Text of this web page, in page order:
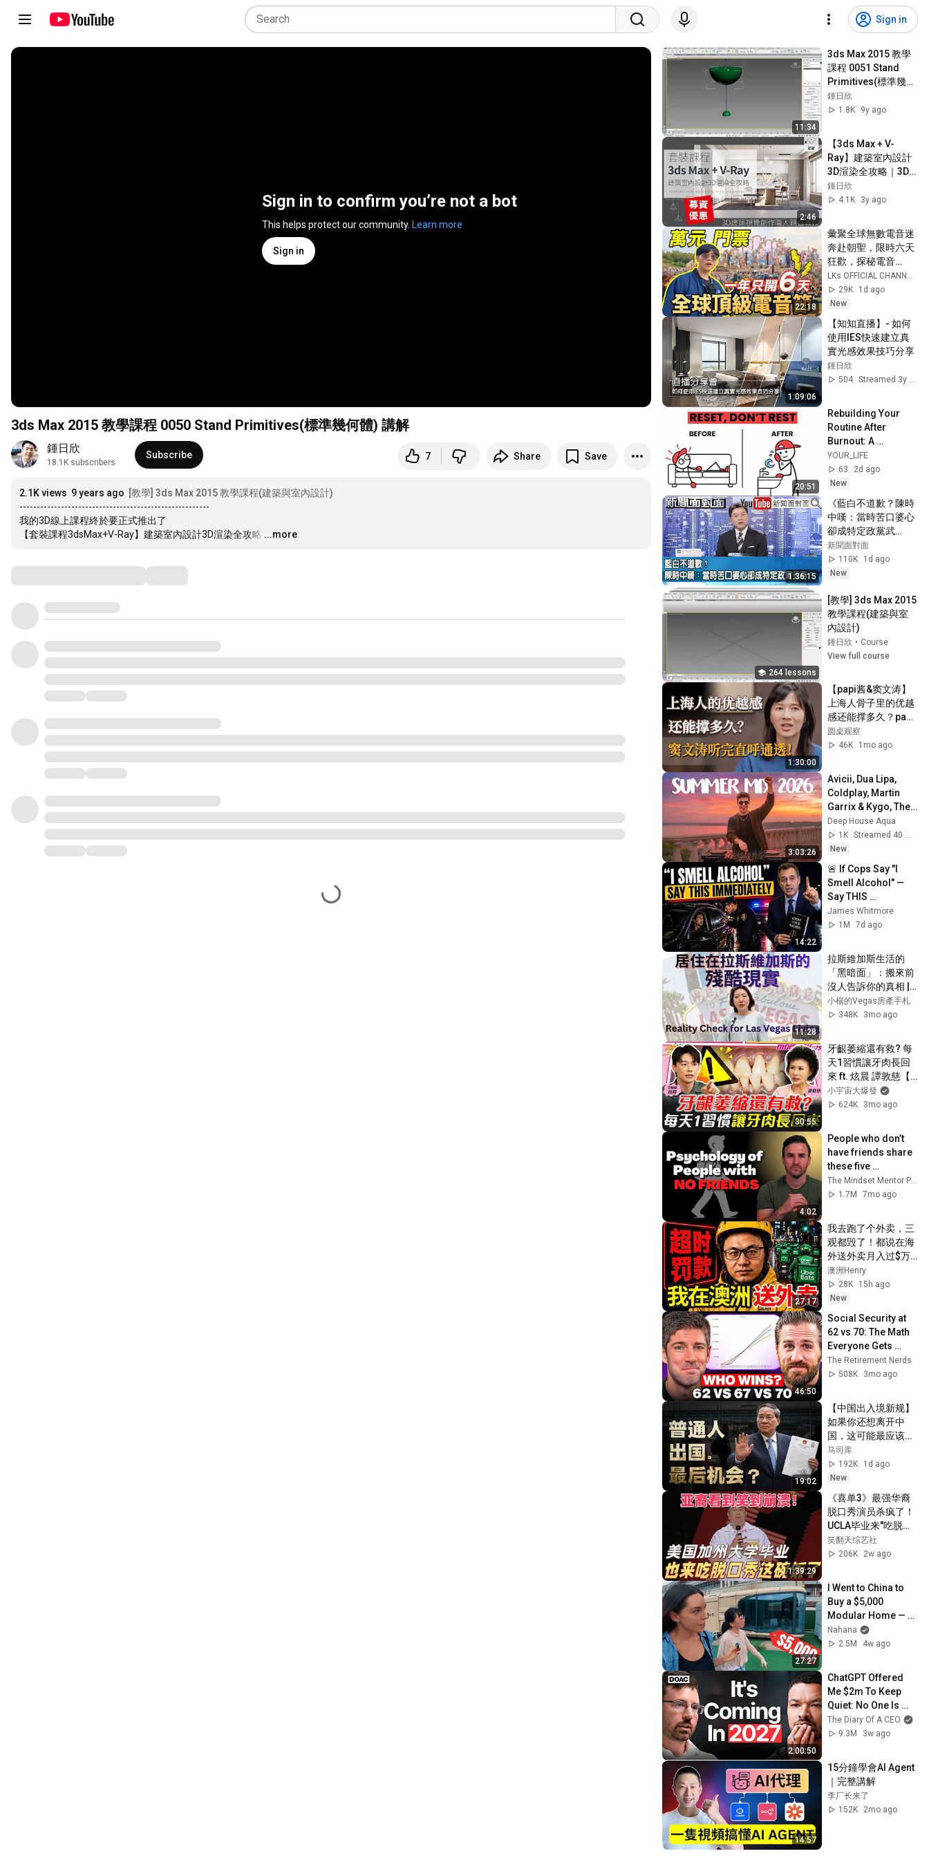
Sign in
Sign in to confirm you’re not a bot
This helps protect our community. Learn more
Sign in
3ds Max 2015 教學課程 0050 Stand Primitives(標準幾何體) 講解
鍾日欣
18.1K subscribers
Subscribe 7 Share Save
2.1K views 9 years ago
[教學] 3ds Max 2015 教學課程(建築與室內設計)
-------------------------------------------------------
我的3D線上課程終於要正式推出了
【套裝課程3dsMax+V-Ray】建築室內設計3D渲染全攻略 …
...more
11:34
3ds Max 2015 教學
課程 0051 Stand
Primitives(標準幾何
體) 練習01
鍾日欣
1.8K
9y ago
2:46
【3ds Max + V-
Ray】建築室內設計
3D渲染全攻略｜3D
擬真達人之路｜知知
鍾日欣
4.1K
3y ago
22:18
彙聚全球無數電音迷
奔赴朝聖，限時六天
狂歡，探秘電音
界“迪士
尼”Tomorrowland |
LKs
LKs OFFICIAL CHANNEL
29K
1d ago
New
1:09:06
【知知直播】- 如何
使用IES快速建立真
實光感效果技巧分享
鍾日欣
504
20:51
Rebuilding Your
Routine After
Burnout: A
Scientific Guide to
Finding Your Center
Again
YOUR_LIFE
63
2d ago
New
1:36:15
《藍白不道歉？陳時
中嘆：當時苦口婆心
卻成特定政黨武
器？》【新聞面對
面】2026.08.07
新聞面對面
110K
1d ago
New
264 lessons
[教學] 3ds Max 2015
教學課程(建築與室
內設計)
鍾日欣 • Course
View full course
1:30:00
【papi酱&窦文涛】
上海人骨子里的优越
感还能撑多久？papi
酱揭露上海土著的隐
形困境，窦文涛听完
人称复数 》#繁花 #
对话 #访谈
圆桌观察
46K
1mo ago
3:03:26
Avicii, Dua Lipa,
Coldplay, Martin
Garrix & Kygo, The
Chainsmokers
Style - SUMMER
DEEP HOUSE Mix
Deep House Aqua
1K
Streamed 40 min ago
New
14:22
🚨 If Cops Say "I
Smell Alcohol" —
Say THIS
Immediately (It's a
Trap)
James Whitmore
1M
7d ago
11:28
拉斯維加斯生活的
「黑暗面」：搬來前
沒人告訴你的真相 |
Reality Check for
2026 Las Vegas
小楊的Vegas房產手札
348K
3mo ago
30:55
牙齦萎縮還有救? 每
天1習慣讓牙肉長回
來 ft. 炫晨 譚敦慈【
小宇宙大爆發 】
小宇宙大爆發
624K
3mo ago
4:02
People who don’t
have friends share
these five
personality traits
The Mindset Mentor Podcast
1.7M
7mo ago
27:17
我去跑了个外卖，三
观都毁了！都说在海
外送外卖月入过$万?
我亲自在澳洲送了外
卖后，我笑不出来
了…外卖骑手真实收
完你别不信。
澳洲Henry
28K
15h ago
New
46:50
Social Security at
62 vs 70: The Math
Everyone Gets
Wrong
The Retirement Nerds
508K
3mo ago
19:02
【中国出入境新规】
如果你还想离开中
国，这可能最应该看
的一个节目
马司库
192K
1d ago
New
1:39:29
《喜单3》最强华裔
脱口秀演员杀疯了！
UCLA毕业来"吃脱口
秀这碗饭"，亚裔看
完疯狂点头！#喜剧
#综艺
笑翻天综艺社
206K
2w ago
27:27
I Went to China to
Buy a $5,000
Modular Home —
What's the Real
Cost?
Nahana
2.5M
4w ago
2:00:50
ChatGPT Offered
Me $2m To Keep
Quiet: No One Is
Ready For What's
Coming!
The Diary Of A CEO
9.3M
3w ago
14:57
15分鐘學會AI Agent
｜完整講解
李厂长来了
152K
2mo ago